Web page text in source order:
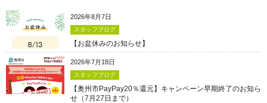
2026年8月7日
スタッフブログ
【お盆休みのお知らせ】
2026年7月18日
スタッフブログ
【奥州市PayPay20％還元】キャンペーン早期終了のお知ら
せ（7月27日まで）